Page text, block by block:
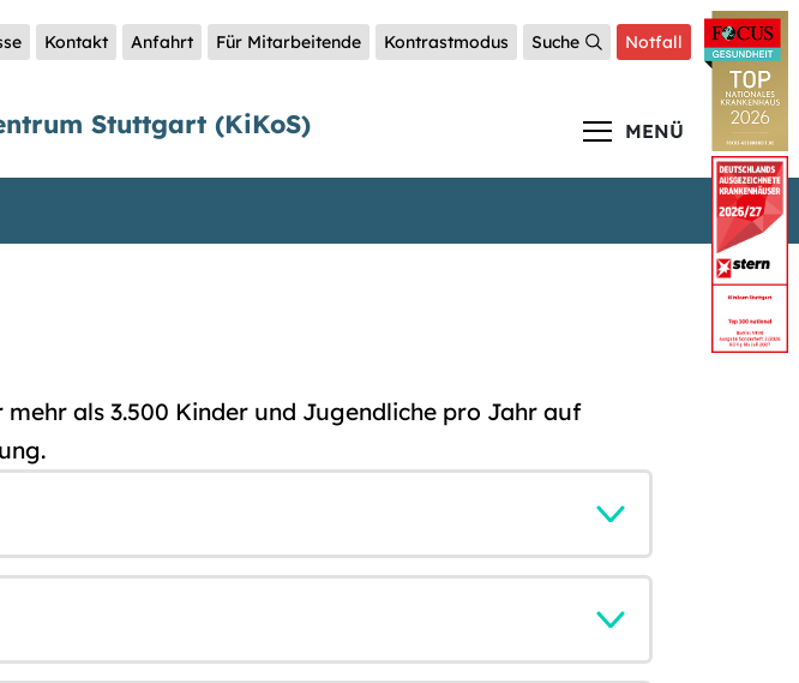
Kontakt Anfahrt Für Mitarbeitende Kontrastmodus Suche Notfall
Stuttgart (KiKoS) MENÜ
als 3.500 Kinder und Jugendliche pro Jahr auf